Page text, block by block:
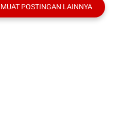
MUAT POSTINGAN LAINNYA